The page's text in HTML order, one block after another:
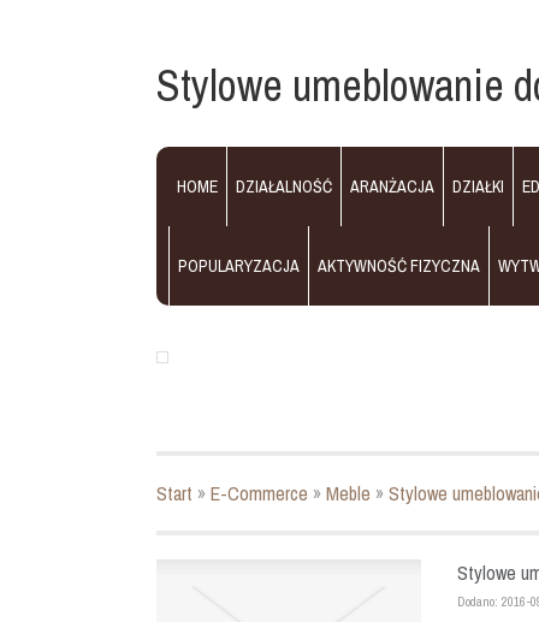
Stylowe umeblowanie
HOME DZIAŁALNOŚĆ ARANŻACJA DZIAŁKI
POPULARYZACJA AKTYWNOŚĆ FIZYCZNA
Start »E-Commerce »Meble »Stylowe
Stylowe
Dodano: 2016-